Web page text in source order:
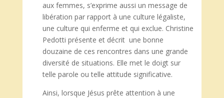
aux femmes, s’exprime aussi un message de
libération par rapport à une culture légaliste,
une culture qui enferme et qui exclue. Christine
Pedotti présente et décrit une bonne
douzaine de ces rencontres dans une grande
diversité de situations. Elle met le doigt sur
telle parole ou telle attitude significative.
Ainsi, lorsque Jésus prête attention à une